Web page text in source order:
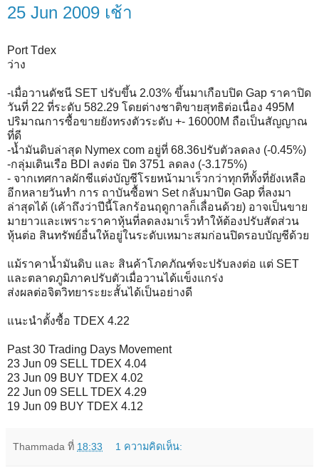
25 Jun 2009 เช้า
Port Tdex
ว่าง
-เมื่อวานดัชนี SET ปรับขึ้น 2.03% ขึ้นมาเกือบปิด Gap ราคาปิด
วันที่ 22 ที่ระดับ 582.29 โดยต่างชาติขายสุทธิต่อเนื่อง 495M
ปริมาณการซื้อขายยังทรงตัวระดับ +- 16000M ถือเป็นสัญญาณ
ที่ดี
-น้ำมันดิบล่าสุด Nymex com อยู่ที่ 68.36ปรับตัวลดลง (-0.45%)
-กลุ่มเดินเรือ BDI ลงต่อ ปิด 3751 ลดลง (-3.175%)
- จากเทศกาลผักชีแต่งบัญชีโรยหน้ามาเร็วกว่าทุกทีทั้งที่ยังเหลือ
อีกหลายวันทำ การ ถาบันซื้อพา Set กลับมาปิด Gap ที่ลงมา
ล่าสุดได้ (เค้าถึงว่าปีนี้โลกร้อนฤดูกาลก็เลื่อนด้วย) อาจเป็นขาย
มายาวและเพราะราคาหุ้นที่ลดลงมาเร็วทำให้ต้องปรับสัดส่วน
หุ้นต่อ สินทรัพย์อื่นให้อยู่ในระดับเหมาะสมก่อนปิดรอบบัญชีด้วย
แม้ราคาน้ำมันดิบ และ สินค้าโภคภัณฑ์จะปรับลงต่อ แต่ SET
และตลาดภูมิภาคปรับตัวเมื่อวานได้แข็งแกร่ง
ส่งผลต่อจิตวิทยาระยะสั้นได้เป็นอย่างดี
แนะนำตั้งซื้อ TDEX 4.22
Past 30 Trading Days Movement
23 Jun 09 SELL TDEX 4.04
23 Jun 09 BUY TDEX 4.02
22 Jun 09 SELL TDEX 4.29
19 Jun 09 BUY TDEX 4.12
Thammada ที่ 18:33 1 ความคิดเห็น: